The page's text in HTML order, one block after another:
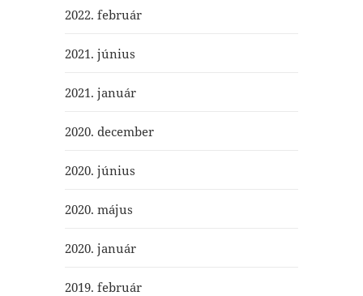
2022. február
2021. június
2021. január
2020. december
2020. június
2020. május
2020. január
2019. február